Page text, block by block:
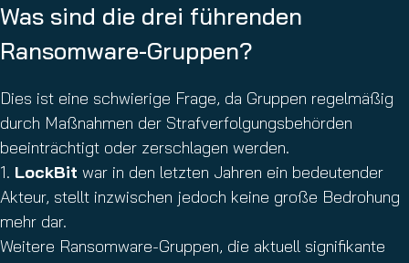
Was sind die drei führenden
Ransomware-Gruppen?
Dies ist eine schwierige Frage, da Gruppen regelmäßig
durch Maßnahmen der Strafverfolgungsbehörden
beeinträchtigt oder zerschlagen werden.
1. LockBit war in den letzten Jahren ein bedeutender
Akteur, stellt inzwischen jedoch keine große Bedrohung
mehr dar.
Weitere Ransomware-Gruppen, die aktuell signifikante